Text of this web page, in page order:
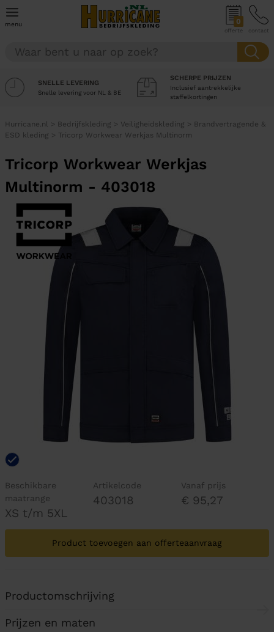
menu 0
offerte contact
SNELLE LEVERING
Snelle levering voor NL & BE
SCHERPE PRIJZEN
Inclusief aantrekkelijke
staffelkortingen
Hurricane.nl > Bedrijfskleding > Veiligheidskleding > Brandvertragende &
ESD kleding > Tricorp Workwear Werkjas Multinorm
Tricorp Workwear Werkjas
Multinorm - 403018
Beschikbare
maatrange
XS t/m 5XL
Artikelcode
403018
Vanaf prijs
€ 95,27
Product toevoegen aan offerteaanvraag
Productomschrijving
Prijzen en maten